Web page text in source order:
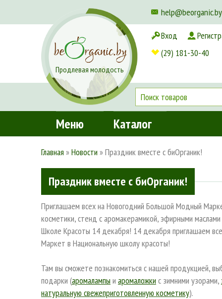
help@beorganic.by
Доставка и оплата
Продлевая молодость
Вход
(29) 181-30-40
Меню Каталог
Главная »Новости »Праздник вместе с биОрганик!
Праздник вместе с биОрганик!
Приглашаем всех на Новогодний Большой Модный
косметики, стенд с аромакерамикой, эфирными
Школе Красоты 14 декабря! 14 декабря приглашаем
Маркет в Национальную школу красоты!
Там вы сможете познакомиться с нашей продукцией,
подарки (аромалампы и аромаложки с зимними узорами,
натуральную свежеприготовленную косметику).